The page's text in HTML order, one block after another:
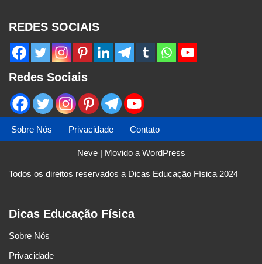
REDES SOCIAIS
Redes Sociais
Sobre Nós Privacidade Contato
Neve| Movido a WordPress
Todos os direitos reservados a Dicas Educação Física 2024
Dicas Educação Física
Sobre Nós
Privacidade